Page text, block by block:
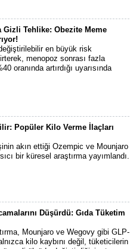
Gizli Tehlike: Obezite Meme
en büyük risk
menopoz sonrası fazla
oranında artırdığı uyarısında
Popüler Kilo Verme İlaçları
akın ettiği Ozempic ve Mounjaro
bir küresel araştırma yayımlandı.
Düşürdü: Gıda Tüketim
Mounjaro ve Wegovy gibi GLP-
kilo kaybını değil, tüketicilerin